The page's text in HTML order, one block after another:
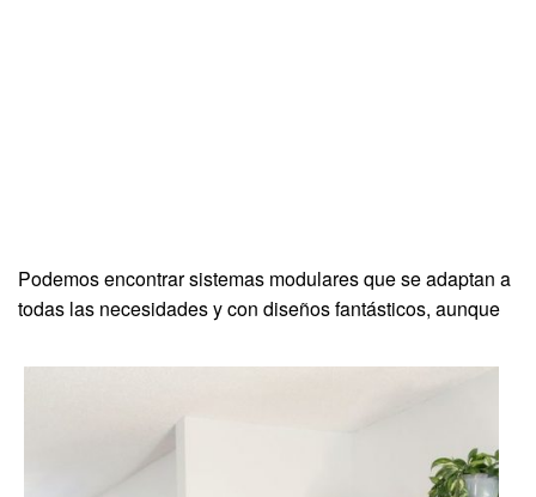
Podemos encontrar sistemas modulares que se adaptan a
todas las necesidades y con diseños fantásticos, aunque